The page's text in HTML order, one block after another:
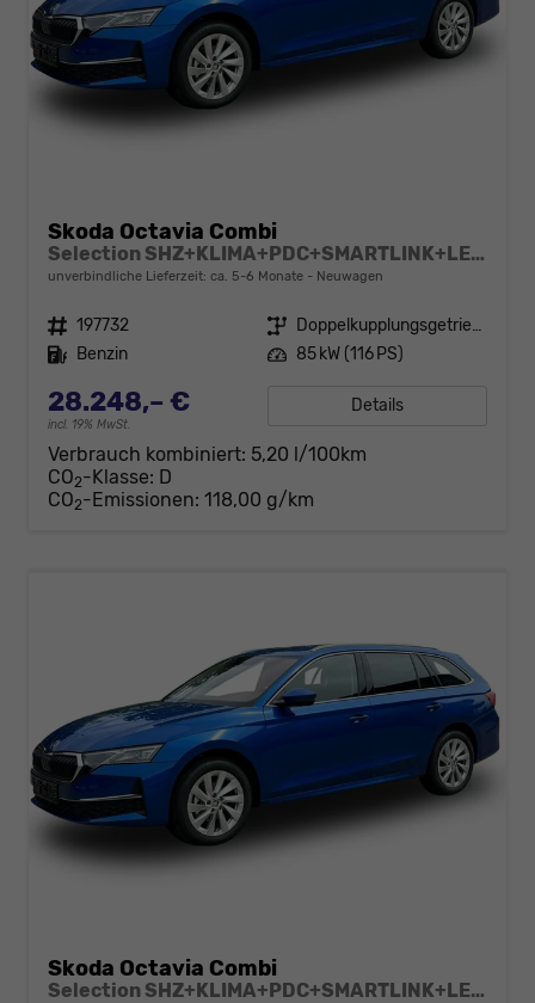
Skoda Octavia Combi
Selection SHZ+KLIMA+PDC+SMARTLINK+LED+16" ALU
unverbindliche Lieferzeit: ca. 5-6 Monate Neuwagen
Fahrzeugnr. 197732 Getriebe
Doppelkupplungsgetriebe (DSG)
Kraftstoff Benzin Leistung 85 kW (116 PS)
28.248,– €
incl. 19% MwSt.
Details
Verbrauch kombiniert: 5,20 l/100km
CO2-Klasse: D
CO2-Emissionen: 118,00 g/km
Skoda Octavia Combi
Selection SHZ+KLIMA+PDC+SMARTLINK+LED+16" ALU